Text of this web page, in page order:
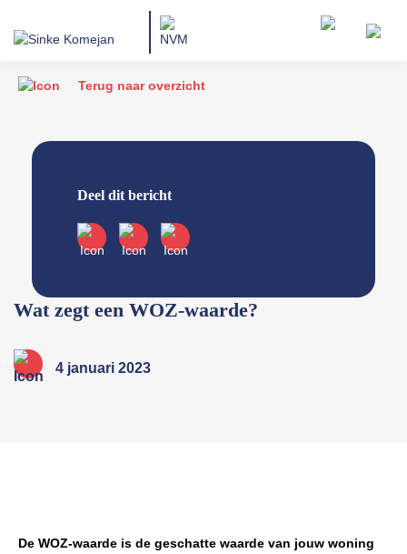
Terug naar overzicht
Deel dit bericht
Wat zegt een WOZ-waarde?
4 januari 2023
De WOZ-waarde is de geschatte waarde van jouw woning